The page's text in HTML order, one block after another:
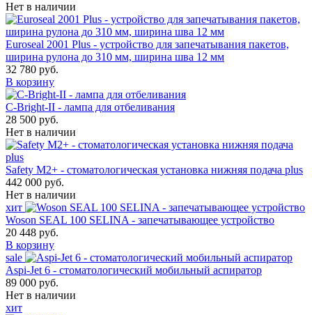
Нет в наличии
Euroseal 2001 Plus - устройство для запечатывания пакетов,
ширина рулона до 310 мм, ширина шва 12 мм
32 780 руб.
В корзину
С-Bright-II - лампа для отбеливания
28 500 руб.
Нет в наличии
Safety M2+ - стоматологическая установка нижняя подача plus
442 000 руб.
Нет в наличии
хит
Woson SEAL 100 SELINA - запечатывающее устройство
20 448 руб.
В корзину
sale
Aspi-Jet 6 - стоматологический мобильный аспиратор
89 000 руб.
Нет в наличии
хит